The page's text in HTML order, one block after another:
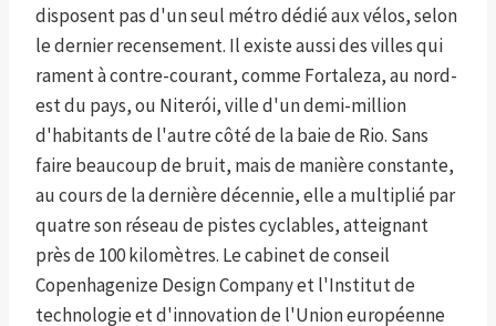
disposent pas d'un seul métro dédié aux vélos, selon
le dernier recensement. Il existe aussi des villes qui
rament à contre-courant, comme Fortaleza, au nord-
est du pays, ou Niterói, ville d'un demi-million
d'habitants de l'autre côté de la baie de Rio. Sans
faire beaucoup de bruit, mais de manière constante,
au cours de la dernière décennie, elle a multiplié par
quatre son réseau de pistes cyclables, atteignant
près de 100 kilomètres. Le cabinet de conseil
Copenhagenize Design Company et l'Institut de
technologie et d'innovation de l'Union européenne